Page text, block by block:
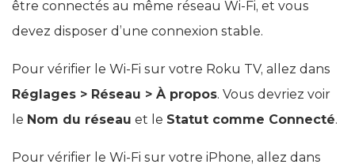
être connectés au même réseau Wi-Fi, et vous
devez disposer d’une connexion stable.
Pour vérifier le Wi-Fi sur votre Roku TV, allez dans
Réglages > Réseau > À propos. Vous devriez voir
le Nom du réseau et le Statut comme Connecté.
Pour vérifier le Wi-Fi sur votre iPhone, allez dans